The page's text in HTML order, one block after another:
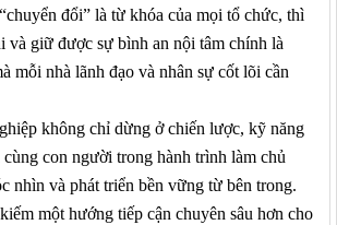
đổi” là từ khóa của mọi tổ chức, thì
và giữ được sự bình an nội tâm chính là
mỗi nhà lãnh đạo và nhân sự cốt lõi cần
không chỉ dừng ở chiến lược, kỹ năng
cùng con người trong hành trình làm chủ
nhìn và phát triển bền vững từ bên trong.
một hướng tiếp cận chuyên sâu hơn cho